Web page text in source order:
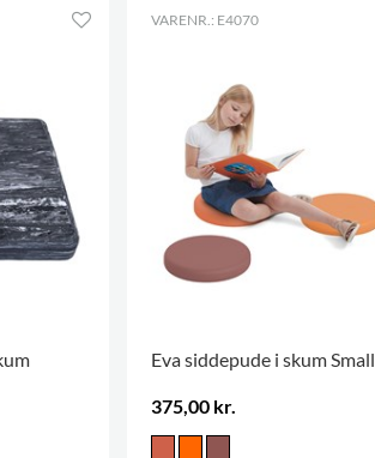
VARENR.: E4070
Eva siddepude i skum Small
375,00 kr.